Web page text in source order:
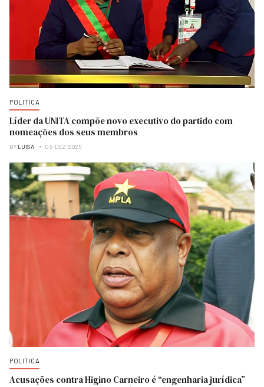
POLITICA
Líder da UNITA compõe novo executivo do partido com
nomeações dos seus membros
BY LUISA 03-DEZ-2025
POLITICA
Acusações contra Higino Carneiro é “engenharia jurídica”